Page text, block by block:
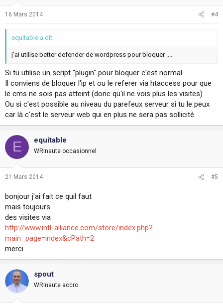
16 Mars 2014 #4
equitable a dit:
j'ai utilise better defender de wordpress pour bloquer ....
Si tu utilise un script "plugin" pour bloquer c'est normal.
Il conviens de bloquer l'ip et ou le referer via htaccess pour que
le cms ne sois pas atteint (donc qu'il ne vois plus les visites)
Ou si c'est possible au niveau du parefeux serveur si tu le peux
car là c'est le serveur web qui en plus ne sera pas sollicité.
E equitable
WRInaute occasionnel
21 Mars 2014 #5
bonjour j'ai fait ce quil faut
mais toujours
des visites via
http://www.intl-alliance.com/store/index.php?
main_page=index&cPath=2
merci
spout
WRInaute accro